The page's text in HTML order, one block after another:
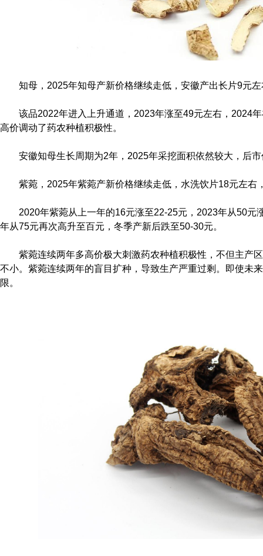
知母，2025年知母产新价格继续走低，安徽产出长片9元
该品2022年进入上升通道，2023年涨至49元左右，2024
高价调动了药农种植积极性。
安徽知母生长周期为2年，2025年采挖面积依然较大，后
紫菀，2025年紫菀产新价格继续走低，水洗饮片18元左右
2020年紫菀从上一年的16元涨至22-25元，2023年从50元
年从75元再次高升至百元，冬季产新后跌至50-30元。
紫菀连续两年多高价极大刺激药农种植积极性，不但主产
不小。紫菀连续两年的盲目扩种，导致生产严重过剩。即使未
限。